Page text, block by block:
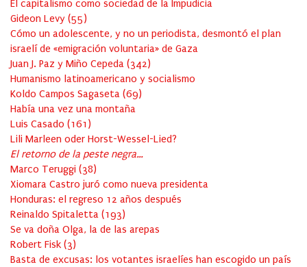
El capitalismo como sociedad de la Impudicia
Gideon Levy (55)
Cómo un adolescente, y no un periodista, desmontó el plan
israelí de «emigración voluntaria» de Gaza
Juan J. Paz y Miño Cepeda (342)
Humanismo latinoamericano y socialismo
Koldo Campos Sagaseta (69)
Había una vez una montaña
Luis Casado (161 )
Lili Marleen oder Horst-Wessel-Lied?
El retorno de la peste negra…
Marco Teruggi (38)
Xiomara Castro juró como nueva presidenta
Honduras: el regreso 12 años después
Reinaldo Spitaletta (193)
Se va doña Olga, la de las arepas
Robert Fisk (3)
Basta de excusas: los votantes israelíes han escogido un país